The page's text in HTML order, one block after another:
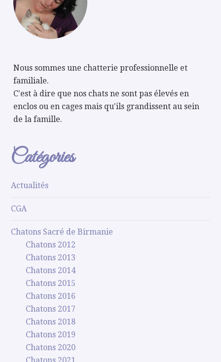
Nous sommes une chatterie professionnelle et
familiale.
C'est à dire que nos chats ne sont pas élevés en
enclos ou en cages mais qu'ils grandissent au sein
de la famille.
Catégories
Actualités
CGA
Chatons Sacré de Birmanie
Chatons 2012
Chatons 2013
Chatons 2014
Chatons 2015
Chatons 2016
Chatons 2017
Chatons 2018
Chatons 2019
Chatons 2020